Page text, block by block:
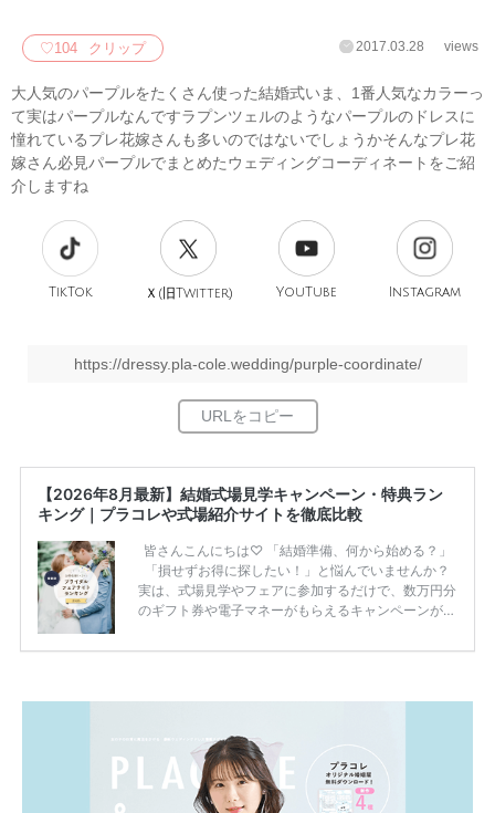
♡104 クリップ 2017.03.28 views
大人気のパープルをたくさん使った結婚式いま、1番人気なカラーっ
て実はパープルなんですラプンツェルのようなパープルのドレスに
憧れているプレ花嫁さんも多いのではないでしょうかそんなプレ花
嫁さん必見パープルでまとめたウェディングコーディネートをご紹
介しますね
TikTok Ｘ(旧Twitter) YouTube Instagram
https://dressy.pla-cole.wedding/purple-coordinate/
【2026年8月最新】結婚式場見学キャンペーン・特典ラン
キング｜プラコレや式場紹介サイトを徹底比較
皆さんこんにちは♡ 「結婚準備、何から始める？」
「損せずお得に探したい！」と悩んでいませんか？
実は、式場見学やフェアに参加するだけで、数万円分
のギフト券や電子マネーがもらえるキャンペーンがあ
ため、比較せずに選ぶと損をしてしまうことも……。
一番お得？」「プラコレの特典は？」といった疑問も
解決します。 まずは診断で候補を絞れる「ウェディ
ング診断」か、体験型 […]続きを読む